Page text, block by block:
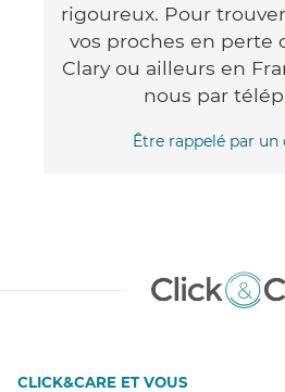
rigoureux. Pour
vos proches en perte
Clary ou ailleurs en
nous par
Être rappelé par un
CLICK&CARE ET VOUS